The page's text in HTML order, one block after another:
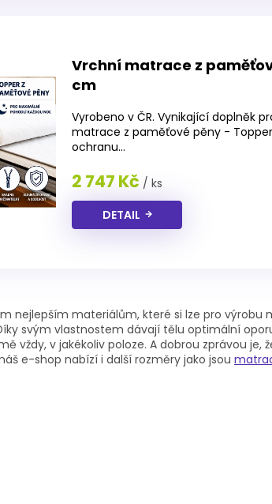
Vrchní matrace z
cm
Vyrobeno v ČR. Vynikající doplněk
matrace z paměťové pěny -
ochranu...
2 747 Kč / ks
DETAIL
l
á
d
a
nejlepším materiálům, které si lze pro výrobu
svým vlastnostem dávají tělu optimální
vždy, v jakékoliv poloze. A dobrou zprávou
e-shop nabízí i další rozměry jako jsou